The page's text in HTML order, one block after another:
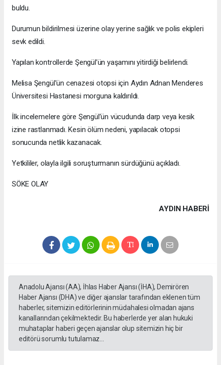
buldu.
Durumun bildirilmesi üzerine olay yerine sağlık ve polis ekipleri
sevk edildi.
Yapılan kontrollerde Şengül’ün yaşamını yitirdiği belirlendi.
Melisa Şengül’ün cenazesi otopsi için Aydın Adnan Menderes
Üniversitesi Hastanesi morguna kaldırıldı.
İlk incelemelere göre Şengül’ün vücudunda darp veya kesik
izine rastlanmadı. Kesin ölüm nedeni, yapılacak otopsi
sonucunda netlik kazanacak.
Yetkililer, olayla ilgili soruşturmanın sürdüğünü açıkladı.
SÖKE OLAY
AYDIN HABERİ
Anadolu Ajansı (AA), İhlas Haber Ajansı (İHA), Demirören
Haber Ajansı (DHA) ve diğer ajanslar tarafından eklenen tüm
haberler, sitemizin editörlerinin müdahalesi olmadan ajans
kanallarından çekilmektedir. Bu haberlerde yer alan hukuki
muhataplar haberi geçen ajanslar olup sitemizin hiç bir
editörü sorumlu tutulamaz...